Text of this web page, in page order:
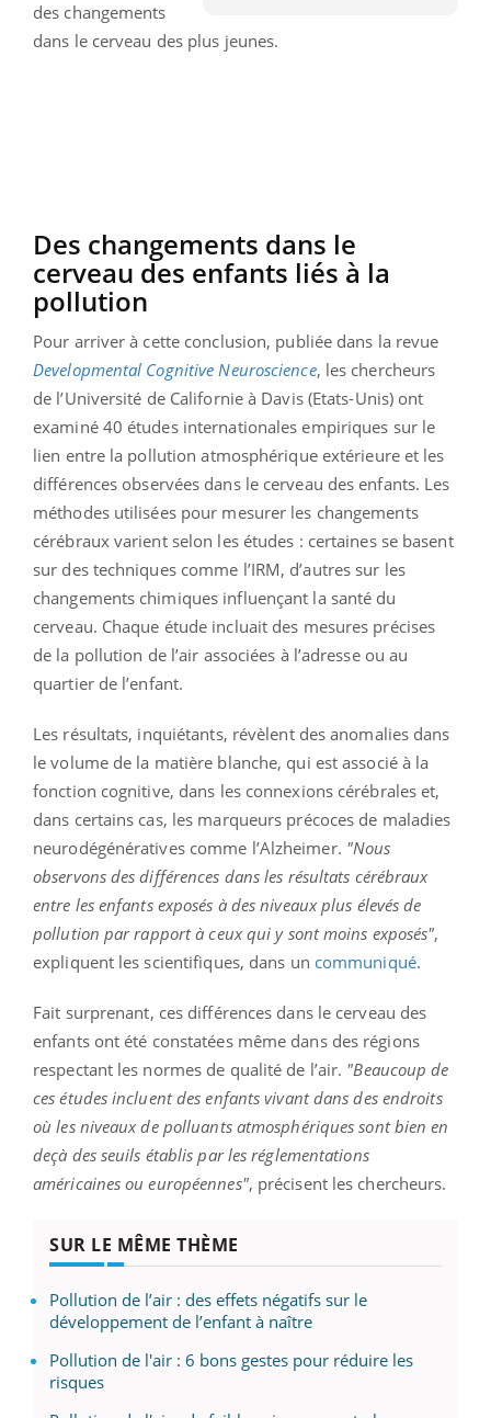
des changements
dans le cerveau des plus jeunes.
Des changements dans le
cerveau des enfants liés à la
pollution
Pour arriver à cette conclusion, publiée dans la revue
Developmental Cognitive Neuroscience, les chercheurs
de l’Université de Californie à Davis (Etats-Unis) ont
examiné 40 études internationales empiriques sur le
lien entre la pollution atmosphérique extérieure et les
différences observées dans le cerveau des enfants. Les
méthodes utilisées pour mesurer les changements
cérébraux varient selon les études : certaines se basent
sur des techniques comme l’IRM, d’autres sur les
changements chimiques influençant la santé du
cerveau. Chaque étude incluait des mesures précises
de la pollution de l’air associées à l’adresse ou au
quartier de l’enfant.
Les résultats, inquiétants, révèlent des anomalies dans
le volume de la matière blanche, qui est associé à la
fonction cognitive, dans les connexions cérébrales et,
dans certains cas, les marqueurs précoces de maladies
neurodégénératives comme l’Alzheimer. "Nous
observons des différences dans les résultats cérébraux
entre les enfants exposés à des niveaux plus élevés de
pollution par rapport à ceux qui y sont moins exposés",
expliquent les scientifiques, dans un communiqué.
Fait surprenant, ces différences dans le cerveau des
enfants ont été constatées même dans des régions
respectant les normes de qualité de l’air. "Beaucoup de
ces études incluent des enfants vivant dans des endroits
où les niveaux de polluants atmosphériques sont bien en
deçà des seuils établis par les réglementations
américaines ou européennes", précisent les chercheurs.
SUR LE MÊME THÈME
Pollution de l’air : des effets négatifs sur le
développement de l’enfant à naître
Pollution de l'air : 6 bons gestes pour réduire les
risques